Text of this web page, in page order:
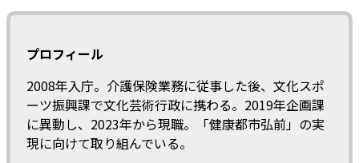
プロフィール
2008年入庁。介護保険業務に従事した後、文化スポ
ーツ振興課で文化芸術行政に携わる。2019年企画課
に異動し、2023年から現職。「健康都市弘前」の実
現に向けて取り組んでいる。